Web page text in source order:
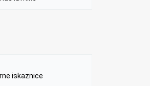
iskaznice